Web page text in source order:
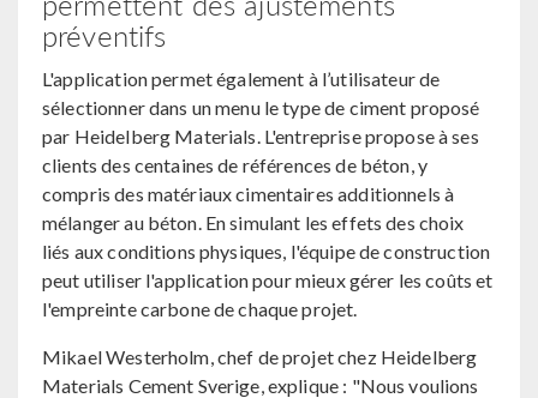
préventifs
L'application permet également à l’utilisateur de
sélectionner dans un menu le type de ciment proposé
par Heidelberg Materials. L'entreprise propose à ses
clients des centaines de références de béton, y
compris des matériaux cimentaires additionnels à
mélanger au béton. En simulant les effets des choix
liés aux conditions physiques, l'équipe de construction
peut utiliser l'application pour mieux gérer les coûts et
l'empreinte carbone de chaque projet.
Mikael Westerholm, chef de projet chez Heidelberg
Materials Cement Sverige, explique : "Nous voulions